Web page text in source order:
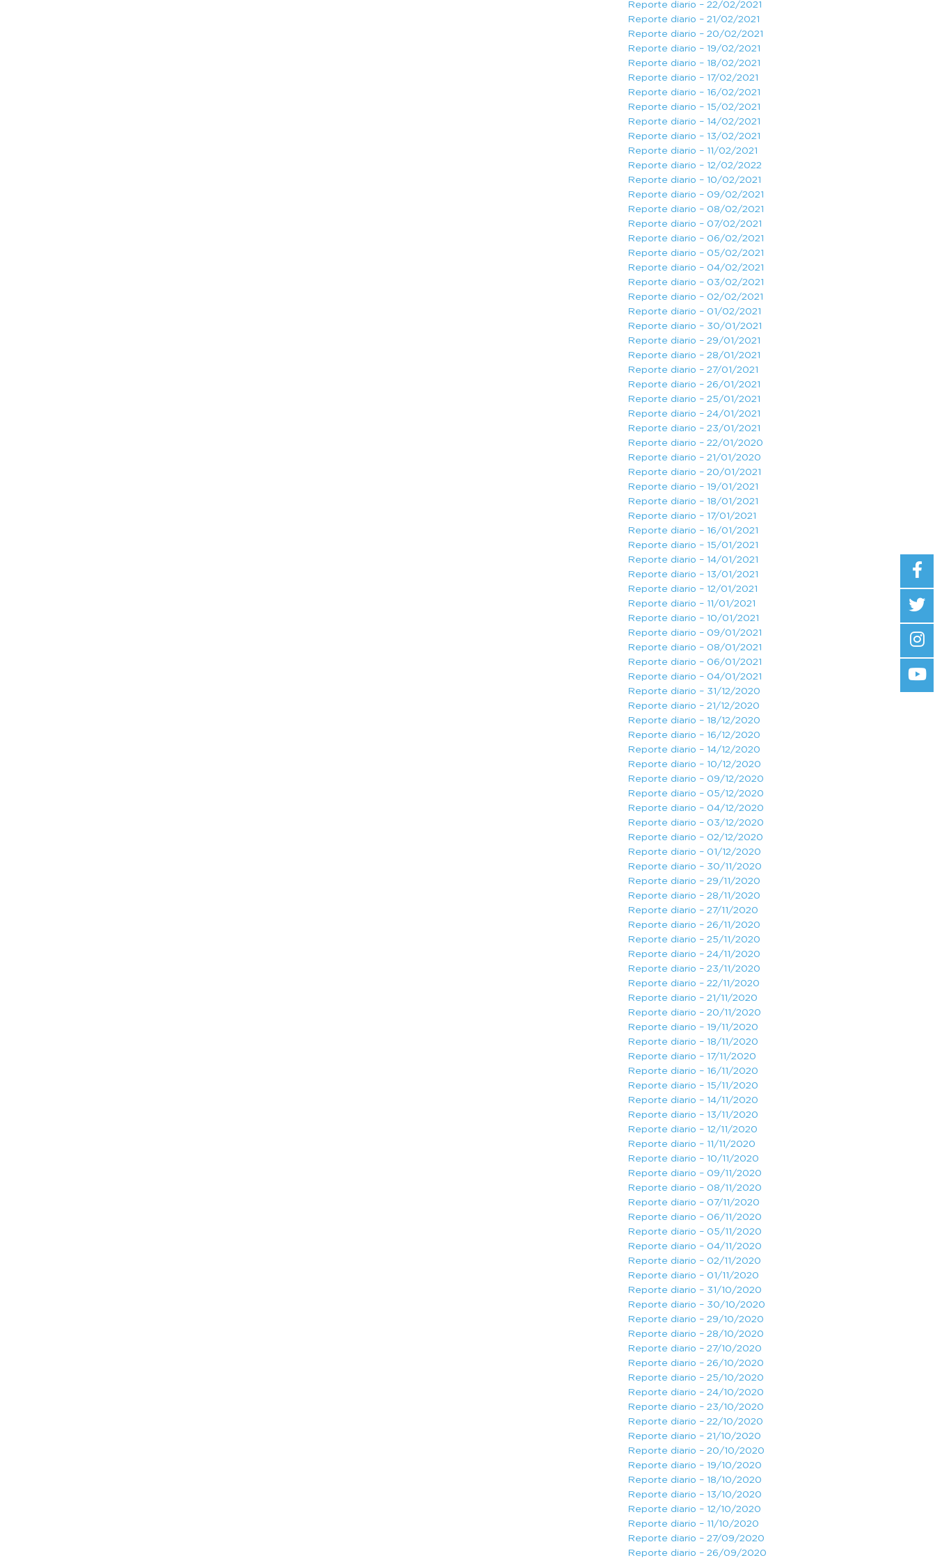
Reporte diario – 22/02/2021
Reporte diario – 21/02/2021
Reporte diario – 20/02/2021
Reporte diario – 19/02/2021
Reporte diario – 18/02/2021
Reporte diario – 17/02/2021
Reporte diario – 16/02/2021
Reporte diario – 15/02/2021
Reporte diario – 14/02/2021
Reporte diario – 13/02/2021
Reporte diario – 11/02/2021
Reporte diario – 12/02/2022
Reporte diario – 10/02/2021
Reporte diario – 09/02/2021
Reporte diario – 08/02/2021
Reporte diario – 07/02/2021
Reporte diario – 06/02/2021
Reporte diario – 05/02/2021
Reporte diario – 04/02/2021
Reporte diario – 03/02/2021
Reporte diario – 02/02/2021
Reporte diario – 01/02/2021
Reporte diario – 30/01/2021
Reporte diario – 29/01/2021
Reporte diario – 28/01/2021
Reporte diario – 27/01/2021
Reporte diario – 26/01/2021
Reporte diario – 25/01/2021
Reporte diario – 24/01/2021
Reporte diario – 23/01/2021
Reporte diario – 22/01/2020
Reporte diario – 21/01/2020
Reporte diario – 20/01/2021
Reporte diario – 19/01/2021
Reporte diario – 18/01/2021
Reporte diario – 17/01/2021
Reporte diario – 16/01/2021
Reporte diario – 15/01/2021
Reporte diario – 14/01/2021
Reporte diario – 13/01/2021
Reporte diario – 12/01/2021
Reporte diario – 11/01/2021
Reporte diario – 10/01/2021
Reporte diario – 09/01/2021
Reporte diario – 08/01/2021
Reporte diario – 06/01/2021
Reporte diario – 04/01/2021
Reporte diario – 31/12/2020
Reporte diario – 21/12/2020
Reporte diario – 18/12/2020
Reporte diario – 16/12/2020
Reporte diario – 14/12/2020
Reporte diario – 10/12/2020
Reporte diario – 09/12/2020
Reporte diario – 05/12/2020
Reporte diario – 04/12/2020
Reporte diario – 03/12/2020
Reporte diario – 02/12/2020
Reporte diario – 01/12/2020
Reporte diario – 30/11/2020
Reporte diario – 29/11/2020
Reporte diario – 28/11/2020
Reporte diario – 27/11/2020
Reporte diario – 26/11/2020
Reporte diario – 25/11/2020
Reporte diario – 24/11/2020
Reporte diario – 23/11/2020
Reporte diario – 22/11/2020
Reporte diario – 21/11/2020
Reporte diario – 20/11/2020
Reporte diario – 19/11/2020
Reporte diario – 18/11/2020
Reporte diario – 17/11/2020
Reporte diario – 16/11/2020
Reporte diario – 15/11/2020
Reporte diario – 14/11/2020
Reporte diario – 13/11/2020
Reporte diario – 12/11/2020
Reporte diario – 11/11/2020
Reporte diario – 10/11/2020
Reporte diario – 09/11/2020
Reporte diario – 08/11/2020
Reporte diario – 07/11/2020
Reporte diario – 06/11/2020
Reporte diario – 05/11/2020
Reporte diario – 04/11/2020
Reporte diario – 02/11/2020
Reporte diario – 01/11/2020
Reporte diario – 31/10/2020
Reporte diario – 30/10/2020
Reporte diario – 29/10/2020
Reporte diario – 28/10/2020
Reporte diario – 27/10/2020
Reporte diario – 26/10/2020
Reporte diario – 25/10/2020
Reporte diario – 24/10/2020
Reporte diario – 23/10/2020
Reporte diario – 22/10/2020
Reporte diario – 21/10/2020
Reporte diario – 20/10/2020
Reporte diario – 19/10/2020
Reporte diario – 18/10/2020
Reporte diario – 13/10/2020
Reporte diario – 12/10/2020
Reporte diario – 11/10/2020
Reporte diario – 27/09/2020
Reporte diario – 26/09/2020